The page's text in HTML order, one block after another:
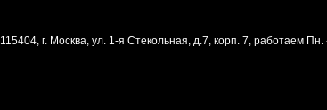
115404, г. Москва, ул. 1-я Стекольная, д.7, корп. 7, работаем